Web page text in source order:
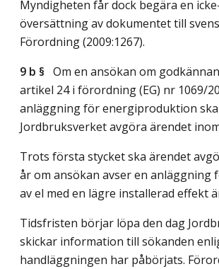
Myndigheten får dock begära en
översättning av dokumentet till
Förordning (2009:1267).
9 b § Om en ansökan om
artikel 24 i förordning (EG) nr 1069/
anläggning för energiproduktion ska
Jordbruksverket avgöra ärendet
Trots första stycket ska ärendet
år om ansökan avser en anläggning
av el med en lägre installerad effekt
Tidsfristen börjar löpa den dag
skickar information till sökanden
handläggningen har påbörjats.